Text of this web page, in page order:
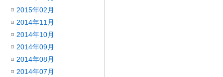
2015年02月
2014年11月
2014年10月
2014年09月
2014年08月
2014年07月